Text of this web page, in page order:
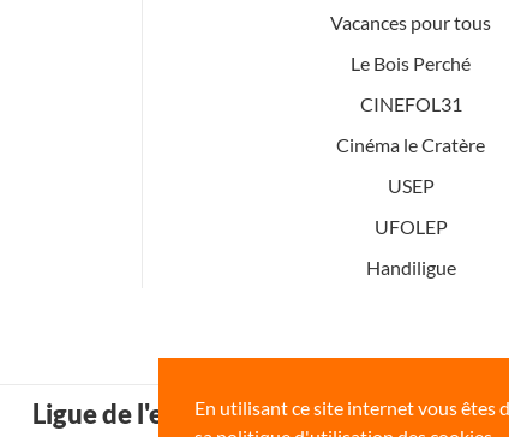
Vacances pour tous
Le Bois Perché
CINEFOL31
Cinéma le Cratère
USEP
UFOLEP
Handiligue
Ligue de l'enseignement de la Haute-
En utilisant ce site internet vous êtes